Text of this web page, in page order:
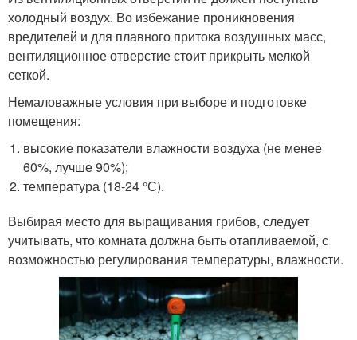
холодный воздух. Во избежание проникновения
вредителей и для плавного притока воздушных масс,
вентиляционное отверстие стоит прикрыть мелкой
сеткой.
Немаловажные условия при выборе и подготовке
помещения:
высокие показатели влажности воздуха (не менее
60%, лучше 90%);
температура (18-24 °С).
Выбирая место для выращивания грибов, следует
учитывать, что комната должна быть отапливаемой, с
возможностью регулирования температуры, влажности.